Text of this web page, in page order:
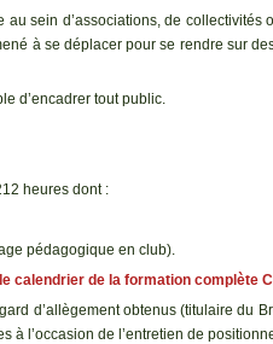
sein d’associations, de
à se déplacer pour se rendre sur
d’encadrer tout public.
heures dont :
pédagogique en club).
le calendrier de la formation complète
d’allègement obtenus (titulaire du
à l’occasion de l’entretien de